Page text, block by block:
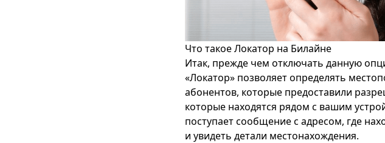
Что такое Локатор на Билайне
Итак, прежде чем отключать данную
«Локатор» позволяет определять
абонентов, которые предоставили
которые находятся рядом с вашим
поступает сообщение с адресом, где
и увидеть детали местонахождения.